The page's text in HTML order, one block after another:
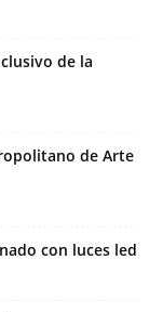
de la
de Arte
con luces led